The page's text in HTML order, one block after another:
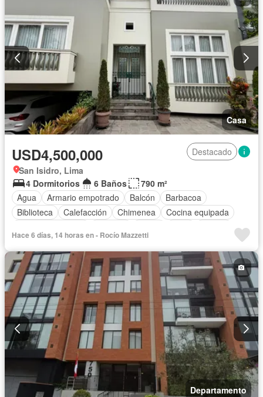
Casa
USD4,500,000
Destacado
San Isidro, Lima
4 Dormitorios
6 Baños
790 m²
Agua
Armario empotrado Balcón
Barbacoa
Biblioteca
Calefacción Chimenea
Cocina equipada
Vigilante
Terraza
Hace 6 días, 14 horas en - Rocío Mazzetti
Departamento